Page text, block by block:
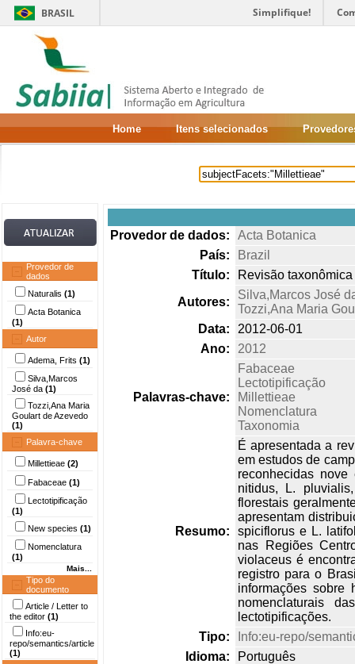
BRASIL Simplifique!
Home Itens selecionados
Provedor de
dados
Naturalis (1)
Acta Botanica
(1)
Autor
Adema, Frits (1)
Silva,Marcos
José da (1)
Tozzi,Ana Maria
Goulart de Azevedo
(1)
Palavra-chave
Millettieae (2)
Fabaceae (1)
Lectotipificação
(1)
New species (1)
Nomenclatura
(1)
Mais...
Tipo do
documento
Article / Letter to
the editor (1)
Info:eu-
repo/semantics/article
(1)
Provedor de dados:
Acta Botanica
País:
Brazil
Título:
Revisão
Autores:
Silva,Marcos José
Tozzi,Ana Maria
Data:
2012-06-01
Ano:
2012
Palavras-chave:
Fabaceae
Lectotipificação
Millettieae
Nomenclatura
Taxonomia
Resumo:
É apresentada a
em estudos de
reconhecidas
nitidus, L.
florestais
apresentam
spiciflorus e L.
nas Regiões
violaceus é
registro para o
informações sobre
nomenclaturais
lectotipificações.
Tipo:
Info:eu-repo/
Idioma:
Português